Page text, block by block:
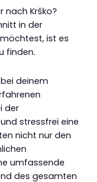
nach Krško?
in der
ist es
finden.
deinem
der
stressfrei eine
nicht nur den
umfassende
des gesamten